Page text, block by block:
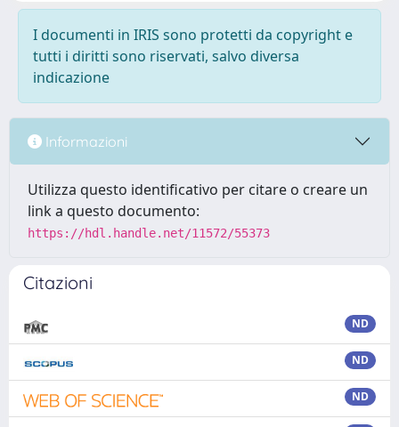
I documenti in IRIS sono protetti da copyright e
tutti i diritti sono riservati, salvo diversa
indicazione
Informazioni
Utilizza questo identificativo per citare o creare un
link a questo documento:
https://hdl.handle.net/11572/55373
Citazioni
ND
ND
ND